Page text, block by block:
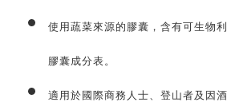
使用蔬菜來源的膠囊，含有可生物
膠囊成分表。
適用於國際商務人士、登山者及因